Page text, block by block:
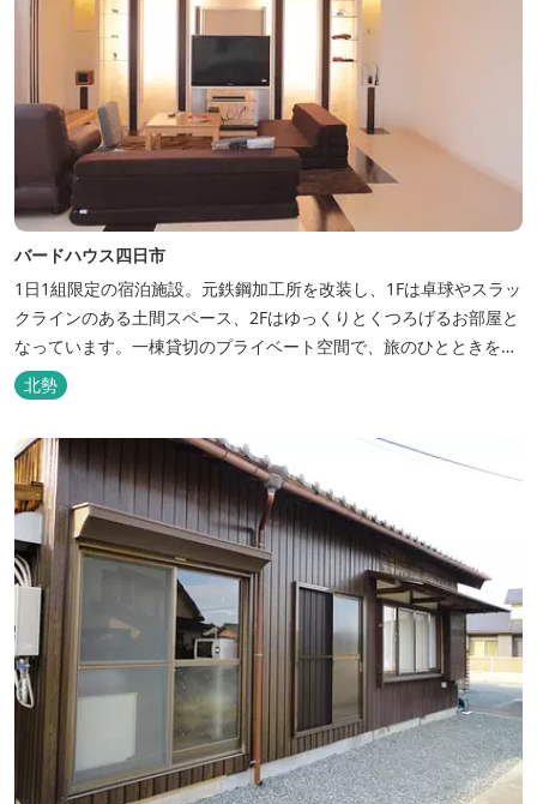
バードハウス四日市
1日1組限定の宿泊施設。元鉄鋼加工所を改装し、1Fは卓球やスラッ
クラインのある土間スペース、2Fはゆっくりとくつろげるお部屋と
なっています。一棟貸切のプライベート空間で、旅のひとときを過
ごしてみては。
北勢